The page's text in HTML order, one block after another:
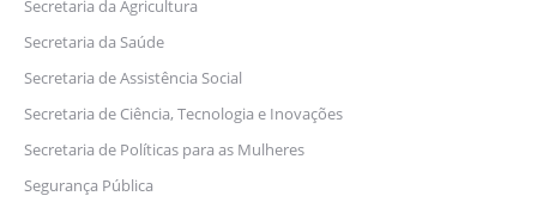
Secretaria da Agricultura
Secretaria da Saúde
Secretaria de Assistência Social
Secretaria de Ciência, Tecnologia e Inovações
Secretaria de Políticas para as Mulheres
Segurança Pública